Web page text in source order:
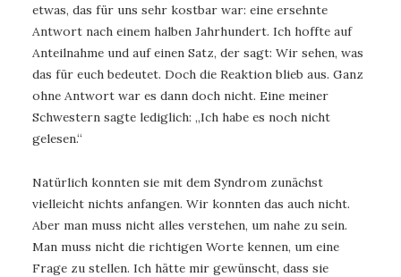
etwas, das für uns sehr kostbar war: eine ersehnte
Antwort nach einem halben Jahrhundert. Ich hoffte auf
Anteilnahme und auf einen Satz, der sagt: Wir sehen, was
das für euch bedeutet. Doch die Reaktion blieb aus. Ganz
ohne Antwort war es dann doch nicht. Eine meiner
Schwestern sagte lediglich: „Ich habe es noch nicht
gelesen.“
Natürlich konnten sie mit dem Syndrom zunächst
vielleicht nichts anfangen. Wir konnten das auch nicht.
Aber man muss nicht alles verstehen, um nahe zu sein.
Man muss nicht die richtigen Worte kennen, um eine
Frage zu stellen. Ich hätte mir gewünscht, dass sie